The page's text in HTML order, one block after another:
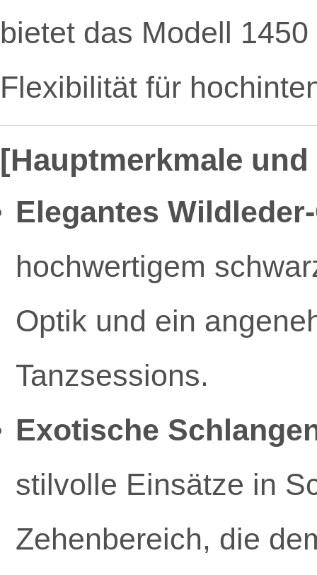
bietet das Modell
Flexibilität für
[Hauptmerkmale
Elegantes
hochwertigem
Optik und ein
Tanzsessions.
Exotische
stilvolle Einsätze in
Zehenbereich, die